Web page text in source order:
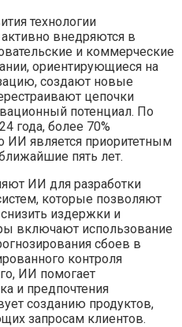
технологии
активно внедряются в
и коммерческие
ориентирующиеся на
создают новые
цепочки
потенциал. По
года, более 70%
ИИ является приоритетным
пять лет.
ИИ для разработки
которые позволяют
издержки и
включают использование
сбоев в
контроля
ИИ помогает
и предпочтения
созданию продуктов,
запросам клиентов.